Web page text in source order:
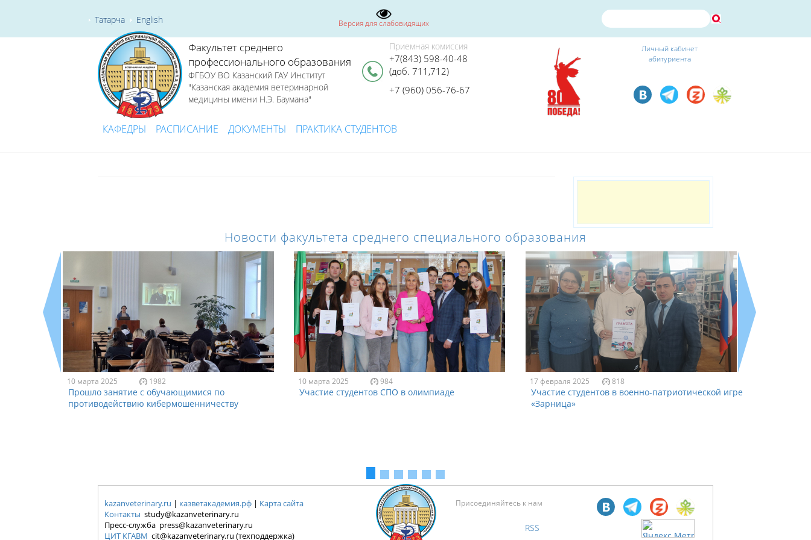
Татарча English Версия для слабовидящих
Факультет среднего
профессионального образования
ФГБОУ ВО Казанский ГАУ Институт
"Казанская академия ветеринарной
медицины имени Н.Э. Баумана"
Приемная комиссия
+7(843) 598-40-48
(доб. 711,712)
+7 (960) 056-76-67
Личный кабинет
абитуриента
КАФЕДРЫ РАСПИСАНИЕ ДОКУМЕНТЫ ПРАКТИКА СТУДЕНТОВ
Новости факультета среднего специального образования
10 марта 2025 1982
Прошло занятие с обучающимися по
противодействию кибермошенничеству
10 марта 2025 984
Участие студентов СПО в олимпиаде
17 февраля 2025 818
Участие студентов в военно-патриотической игре
«Зарница»
kazanveterinary.ru | казветакадемия.рф | Карта сайта
Контакты study@kazanveterinary.ru
Пресс-служба press@kazanveterinary.ru
ЦИТ КГАВМ cit@kazanveterinary.ru (техподдержка)
Присоединяйтесь к нам
RSS